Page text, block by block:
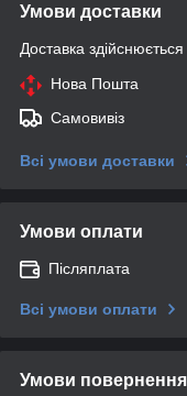
Умови доставки
Доставка
Нова Пошта
Самовивіз
Всі умови доставки
Умови оплати
Післяплата
Всі умови оплати
Умови повернення